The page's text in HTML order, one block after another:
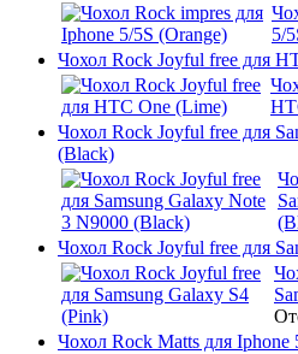
5/
Чохол Rock Joyful free для
Чохол Rock Joyful free для
(Black)
Чохол Rock Joyful free для
Чохол Rock Matts для Iphone